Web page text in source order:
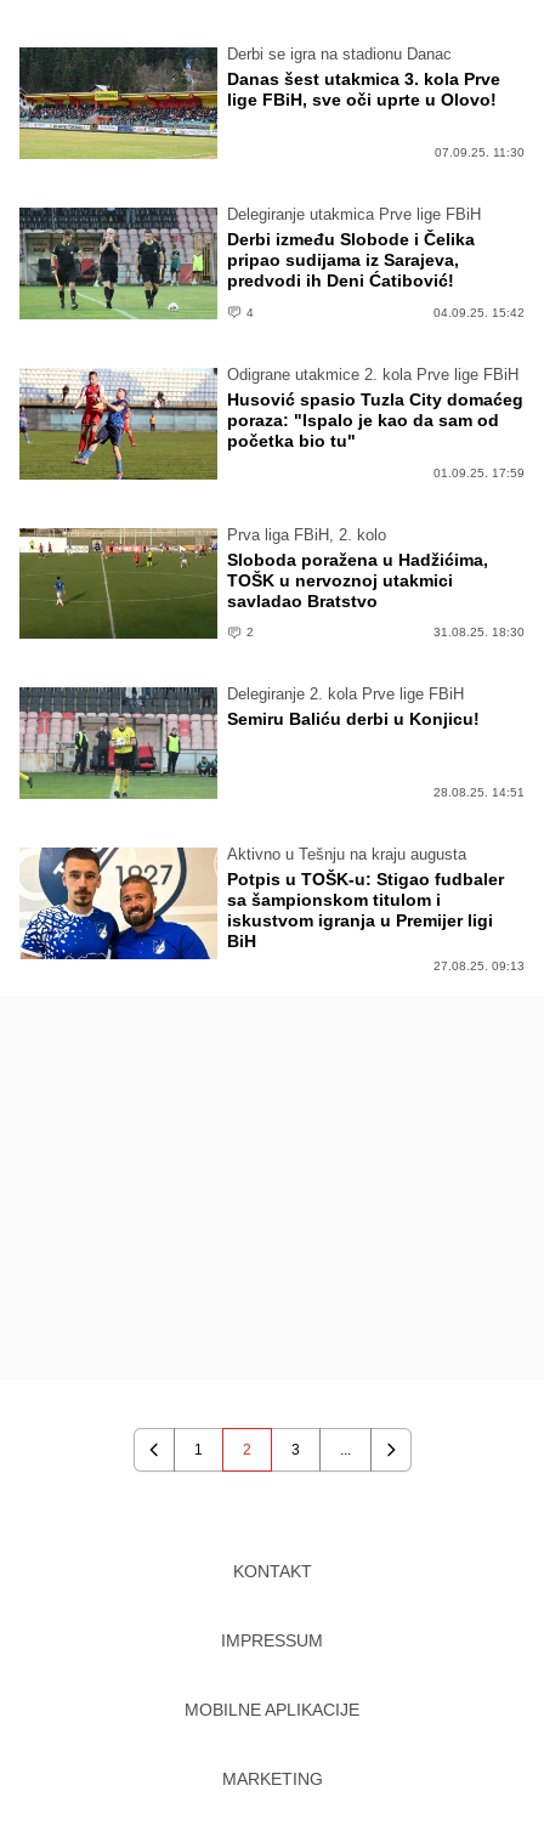
Derbi se igra na stadionu Danac
Danas šest utakmica 3. kola Prve
lige FBiH, sve oči uprte u Olovo!
07.09.25. 11:30
Delegiranje utakmica Prve lige FBiH
Derbi između Slobode i Čelika
pripao sudijama iz Sarajeva,
predvodi ih Deni Ćatibović!
4 04.09.25. 15:42
Odigrane utakmice 2. kola Prve lige FBiH
Husović spasio Tuzla City domaćeg
poraza: "Ispalo je kao da sam od
početka bio tu"
01.09.25. 17:59
Prva liga FBiH, 2. kolo
Sloboda poražena u Hadžićima,
TOŠK u nervoznoj utakmici
savladao Bratstvo
2 31.08.25. 18:30
Delegiranje 2. kola Prve lige FBiH
Semiru Baliću derbi u Konjicu!
28.08.25. 14:51
Aktivno u Tešnju na kraju augusta
Potpis u TOŠK-u: Stigao fudbaler
sa šampionskom titulom i
iskustvom igranja u Premijer ligi
BiH
27.08.25. 09:13
Previous
1 2 3 ...
Next
KONTAKT
IMPRESSUM
MOBILNE APLIKACIJE
MARKETING